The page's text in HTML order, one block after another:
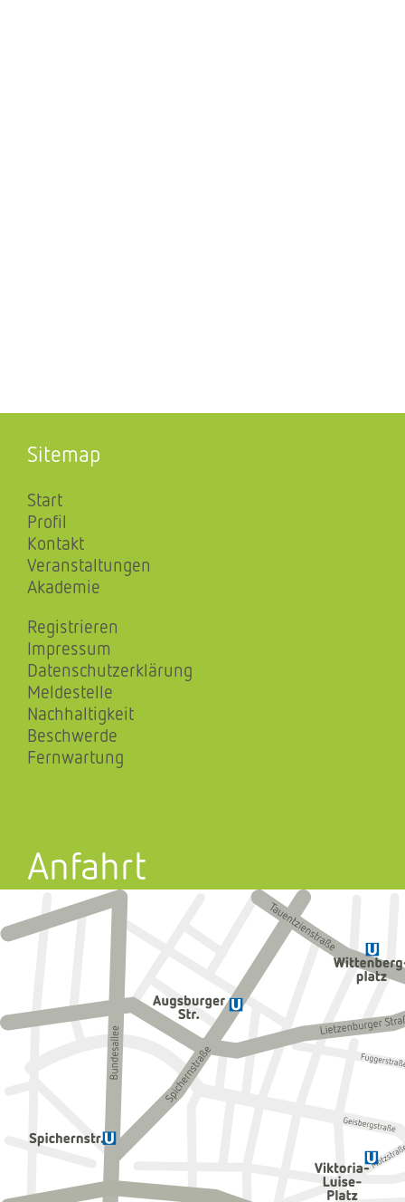
Sitemap
Start
Profil
Kontakt
Veranstaltungen
Akademie
Registrieren
Impressum
Datenschutzerklärung
Meldestelle
Nachhaltigkeit
Beschwerde
Fernwartung
Anfahrt